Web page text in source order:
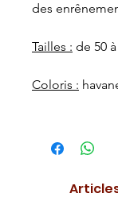
des
Tailles : de 50
Coloris :